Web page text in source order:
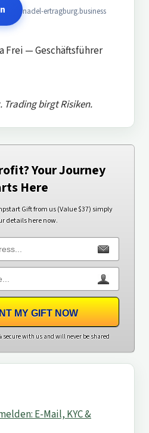
nadel-ertragburg.business
Frei — Geschäftsführer
Trading birgt Risiken.
Your Journey
Here
Gift from us (Value $37) simply
details here now.
MY GIFT NOW
secure with us and will never be shared
E-Mail, KYC &